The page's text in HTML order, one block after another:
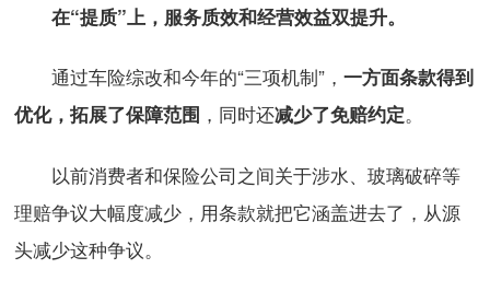
在“提质”上，服务质效和经营效益双提升。
通过车险综改和今年的“三项机制”， 一方面条款得到
优化，拓展了保障范围 ，同时还减少了免赔约定。
以前消费者和保险公司之间关于涉水、玻璃破碎等
理赔争议大幅度减少，用条款就把它涵盖进去了，从源
头减少这种争议。